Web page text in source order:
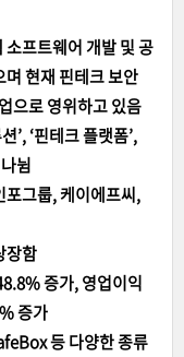
프트웨어 개발 및 공
현재 핀테크 보안
으로 영위하고 있음
’, ‘핀테크 플랫폼’,
뉨
포그룹, 케이에프씨,
장함
증가, 영업이익
증가
등 다양한 종류